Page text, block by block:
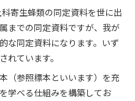
寄生蜂類の同定資料を世に出
までの同定資料ですが、我が
な同定資料になります。いず
れています。
（参照標本といいます）を充
学べる仕組みを構築してお